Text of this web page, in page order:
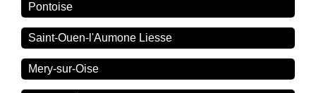
Pontoise
Saint-Ouen-l'Aumone Liesse
Mery-sur-Oise